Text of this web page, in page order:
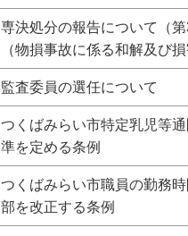
専決処分の報告について（第
（物損事故に係る和解及び
監査委員の選任について
つくばみらい市特定乳児等
準を定める条例
つくばみらい市職員の勤務
部を改正する条例